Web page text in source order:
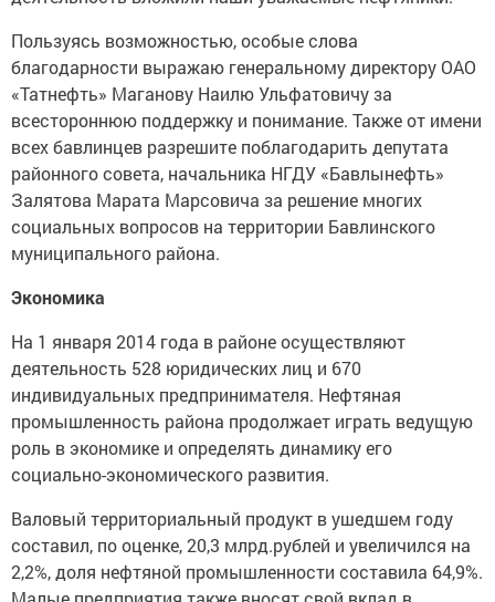
Пользуясь возможностью, особые слова
благодарности выражаю генеральному директору ОАО
«Татнефть» Маганову Наилю Ульфатовичу за
всестороннюю поддержку и понимание. Также от имени
всех бавлинцев разрешите поблагодарить депутата
районного совета, начальника НГДУ «Бавлынефть»
Залятова Марата Марсовича за решение многих
социальных вопросов на территории Бавлинского
муниципального района.
Экономика
На 1 января 2014 года в районе осуществляют
деятельность 528 юридических лиц и 670
индивидуальных предпринимателя. Нефтяная
промышленность района продолжает играть ведущую
роль в экономике и определять динамику его
социально-экономического развития.
Валовый территориальный продукт в ушедшем году
составил, по оценке, 20,3 млрд.рублей и увеличился на
2,2%, доля нефтяной промышленности составила 64,9%.